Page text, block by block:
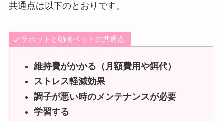
共通点は以下のとおりです。
ラボットと動物ペットの共通点
維持費がかかる（月額費用や餌代）
ストレス軽減効果
調子が悪い時のメンテナンスが必要
学習する